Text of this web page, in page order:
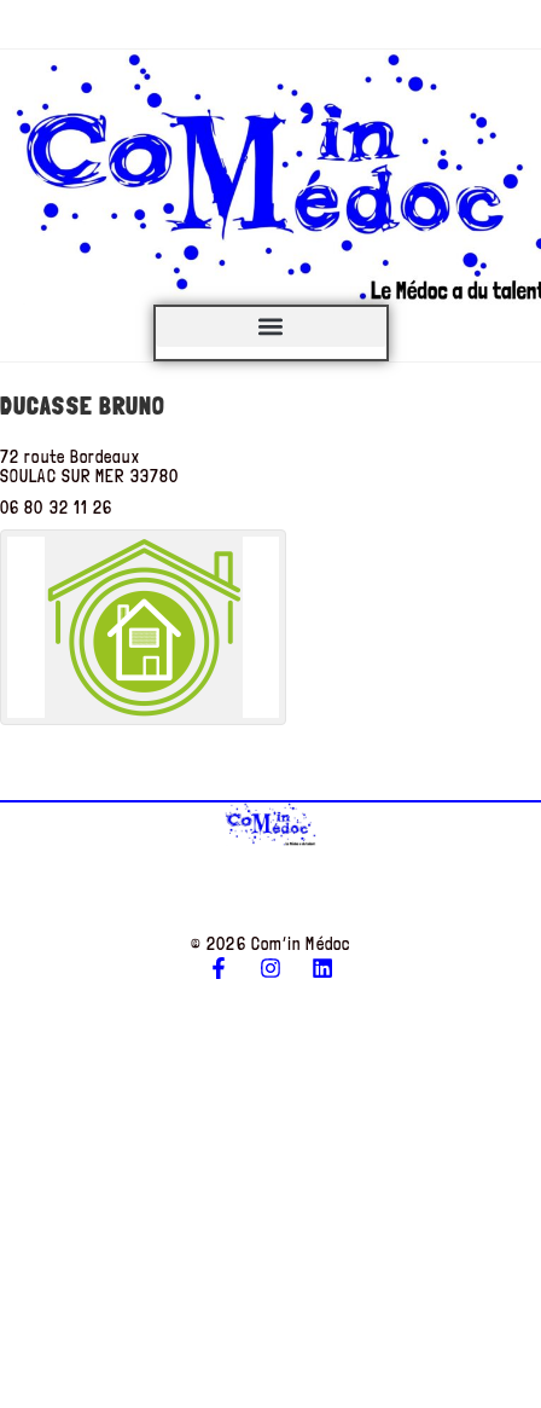
DUCASSE BRUNO
72 route Bordeaux
SOULAC SUR MER 33780
06 80 32 11 26
© 2026 Com’in Médoc